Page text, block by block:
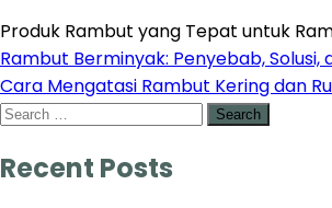
Produk Rambut yang Tepat untuk
Rambut Berminyak: Penyebab,
Cara Mengatasi Rambut Kering dan
Recent Posts